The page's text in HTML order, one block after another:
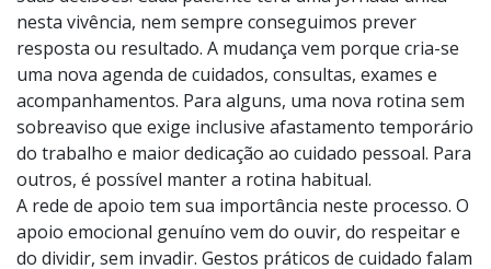
ser atravessado por três elementos centrais: angústia,
incerteza e mudança. O medo do desconhecido é
inevitável, ele pode existir mas não precisa conduzir
suas decisões. Cada paciente terá uma jornada única
nesta vivência, nem sempre conseguimos prever
resposta ou resultado. A mudança vem porque cria-se
uma nova agenda de cuidados, consultas, exames e
acompanhamentos. Para alguns, uma nova rotina sem
sobreaviso que exige inclusive afastamento temporário
do trabalho e maior dedicação ao cuidado pessoal. Para